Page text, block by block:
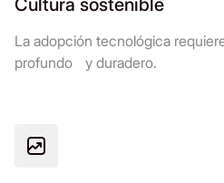
La adopción tecnológica
profundo y duradero.